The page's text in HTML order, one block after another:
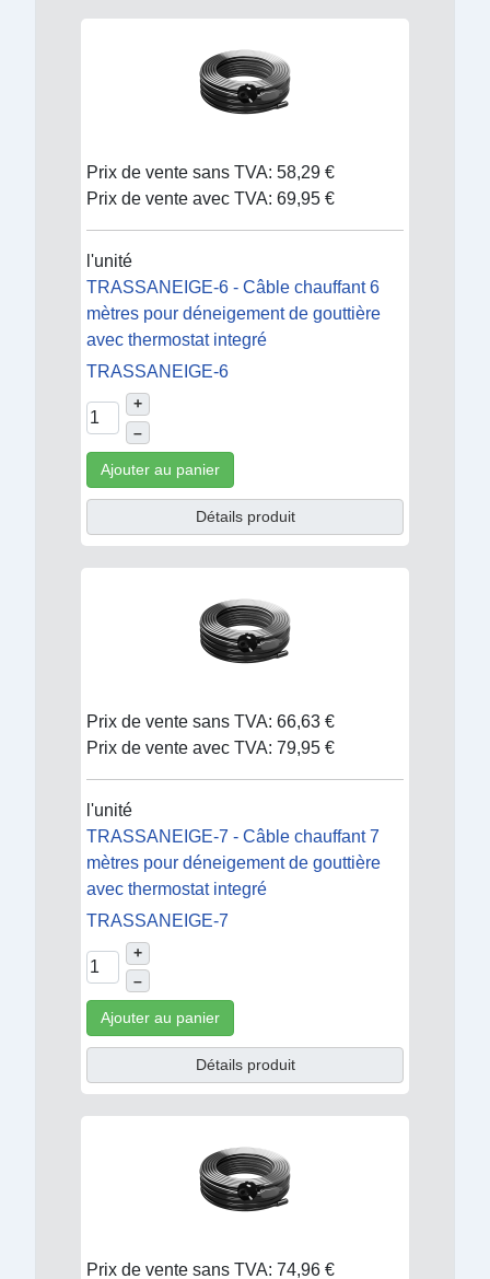
Prix de vente sans TVA: 58,29 €
Prix de vente avec TVA: 69,95 €
l'unité
TRASSANEIGE-6 - Câble chauffant 6
mètres pour déneigement de gouttière
avec thermostat integré
TRASSANEIGE-6
+
–
Ajouter au panier
Détails produit
Prix de vente sans TVA: 66,63 €
Prix de vente avec TVA: 79,95 €
l'unité
TRASSANEIGE-7 - Câble chauffant 7
mètres pour déneigement de gouttière
avec thermostat integré
TRASSANEIGE-7
+
–
Ajouter au panier
Détails produit
Prix de vente sans TVA: 74,96 €